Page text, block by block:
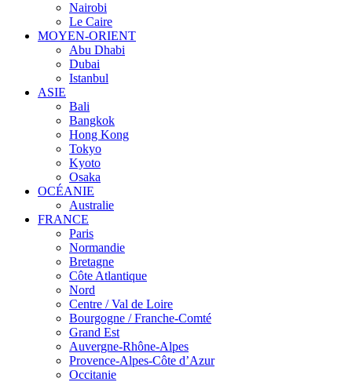
Nairobi
Le Caire
MOYEN-ORIENT
Abu Dhabi
Dubai
Istanbul
ASIE
Bali
Bangkok
Hong Kong
Tokyo
Kyoto
Osaka
OCÉANIE
Australie
FRANCE
Paris
Normandie
Bretagne
Côte Atlantique
Nord
Centre / Val de Loire
Bourgogne / Franche-Comté
Grand Est
Auvergne-Rhône-Alpes
Provence-Alpes-Côte d’Azur
Occitanie